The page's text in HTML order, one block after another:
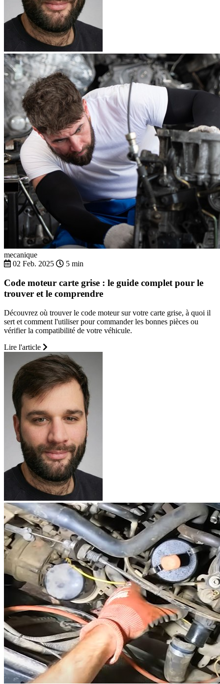
mecanique
02 Feb. 2025
5 min
Code moteur carte grise : le guide complet pour le
trouver et le comprendre
Découvrez où trouver le code moteur sur votre carte grise, à quoi il
sert et comment l'utiliser pour commander les bonnes pièces ou
vérifier la compatibilité de votre véhicule.
Lire l'article